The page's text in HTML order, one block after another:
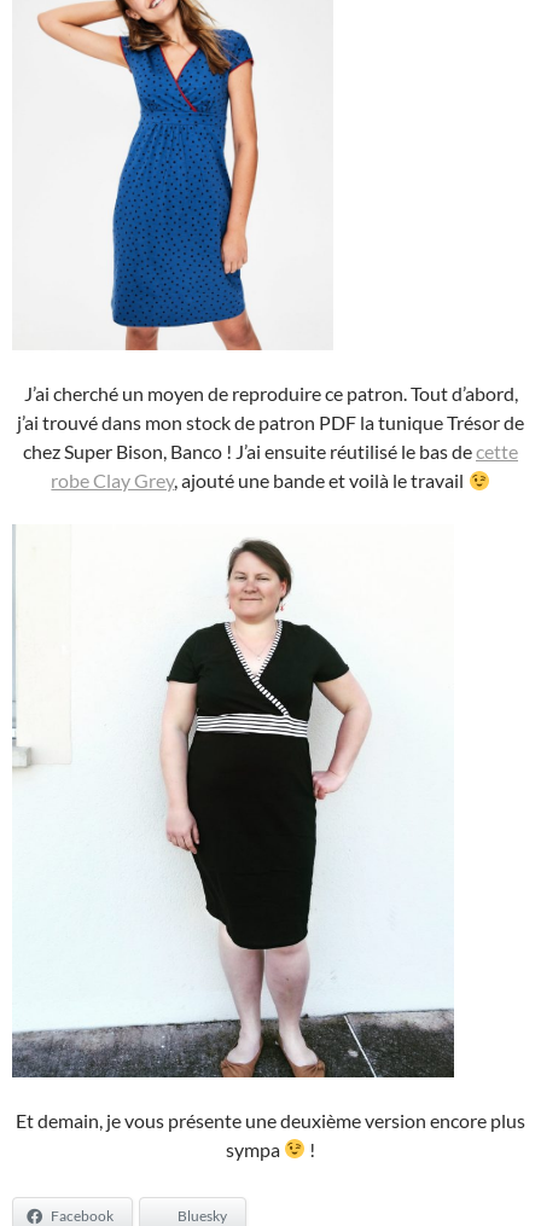
J’ai cherché un moyen de reproduire ce patron. Tout d’abord,
j’ai trouvé dans mon stock de patron PDF la tunique Trésor de
chez Super Bison, Banco ! J’ai ensuite réutilisé le bas decette
robe Clay Grey, ajouté une bande et voilà le travail
Et demain, je vous présente une deuxième version encore plus
sympa
!
Facebook Bluesky